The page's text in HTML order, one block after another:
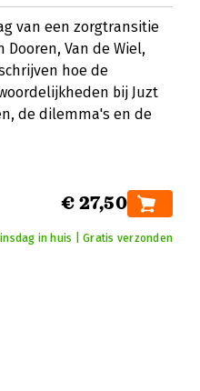
van een zorgtransitie
Van de Wiel,
hoe de
bij Juzt
de dilemma's en de
€ 27,50
in huis | Gratis verzonden